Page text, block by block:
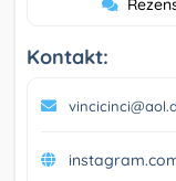
Kontakt: